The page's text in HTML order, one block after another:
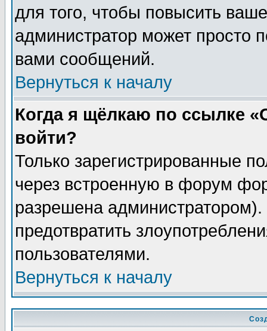
для того, чтобы повысить
администратор может просто
вами сообщений.
Вернуться к началу
Когда я щёлкаю по ссылке
войти?
Только зарегистрированные
через встроенную в форум
разрешена
предотвратить
пользователями.
Вернуться к началу